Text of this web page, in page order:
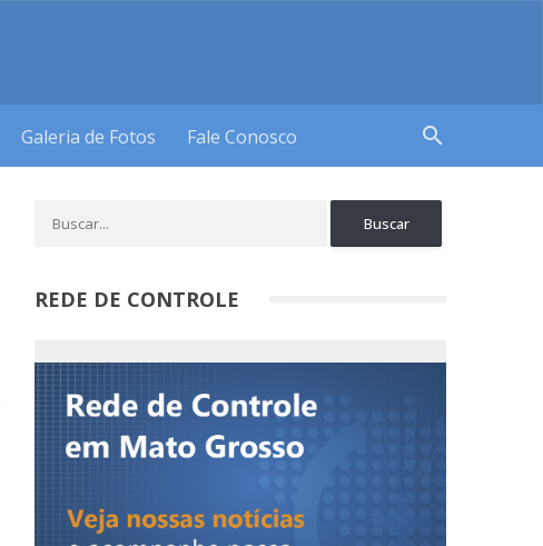
Galeria de Fotos Fale Conosco search
REDE DE CONTROLE